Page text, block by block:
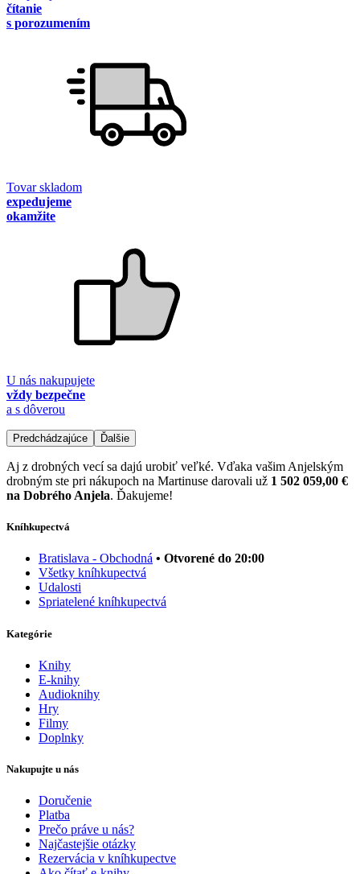
čítanie
s porozumením
Tovar skladom
expedujeme
okamžite
U nás nakupujete
vždy bezpečne
a s dôverou
Predchádzajúce Ďalšie
Aj z drobných vecí sa dajú urobiť veľké. Vďaka vašim Anjelským
drobným ste pri nákupoch na Martinuse darovali už 1 502 059,00 €
na Dobrého Anjela. Ďakujeme!
Kníhkupectvá
Bratislava - Obchodná • Otvorené do 20:00
Všetky kníhkupectvá
Udalosti
Spriatelené kníhkupectvá
Kategórie
Knihy
E-knihy
Audioknihy
Hry
Filmy
Doplnky
Nakupujte u nás
Doručenie
Platba
Prečo práve u nás?
Najčastejšie otázky
Rezervácia v kníhkupectve